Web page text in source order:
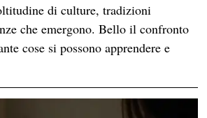
di culture, tradizioni
che emergono. Bello il confronto
cose si possono apprendere e